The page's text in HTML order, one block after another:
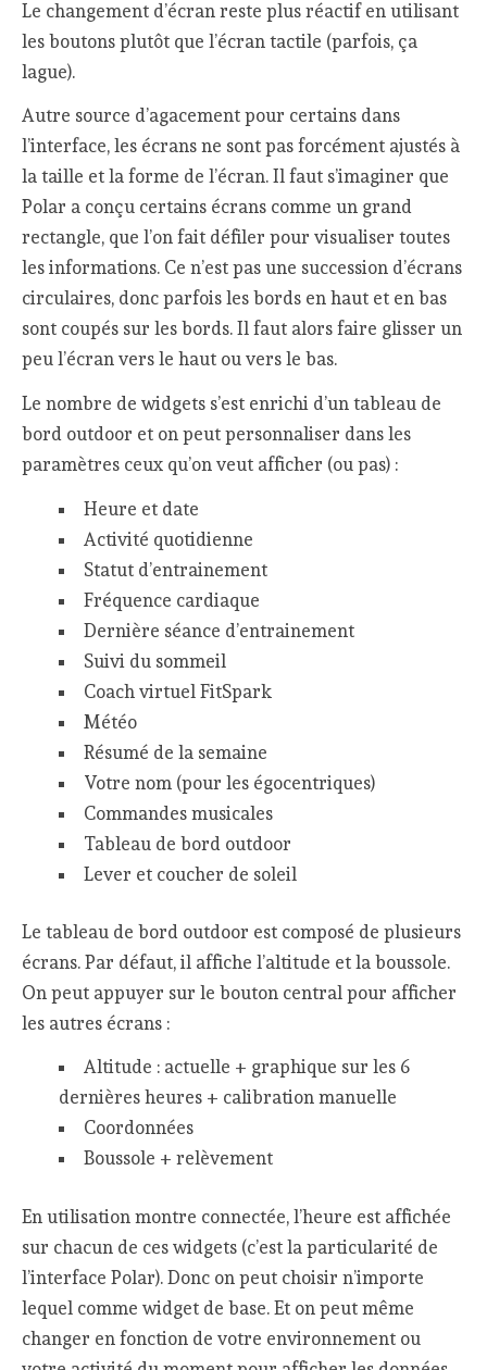
Le changement d’écran reste plus réactif en utilisant
les boutons plutôt que l’écran tactile (parfois, ça
lague).
Autre source d’agacement pour certains dans
l’interface, les écrans ne sont pas forcément ajustés à
la taille et la forme de l’écran. Il faut s’imaginer que
Polar a conçu certains écrans comme un grand
rectangle, que l’on fait défiler pour visualiser toutes
les informations. Ce n’est pas une succession d’écrans
circulaires, donc parfois les bords en haut et en bas
sont coupés sur les bords. Il faut alors faire glisser un
peu l’écran vers le haut ou vers le bas.
Le nombre de widgets s’est enrichi d’un tableau de
bord outdoor et on peut personnaliser dans les
paramètres ceux qu’on veut afficher (ou pas) :
Heure et date
Activité quotidienne
Statut d’entrainement
Fréquence cardiaque
Dernière séance d’entrainement
Suivi du sommeil
Coach virtuel FitSpark
Météo
Résumé de la semaine
Votre nom (pour les égocentriques)
Commandes musicales
Tableau de bord outdoor
Lever et coucher de soleil
Le tableau de bord outdoor est composé de plusieurs
écrans. Par défaut, il affiche l’altitude et la boussole.
On peut appuyer sur le bouton central pour afficher
les autres écrans :
Altitude : actuelle + graphique sur les 6
dernières heures + calibration manuelle
Coordonnées
Boussole + relèvement
En utilisation montre connectée, l’heure est affichée
sur chacun de ces widgets (c’est la particularité de
l’interface Polar). Donc on peut choisir n’importe
lequel comme widget de base. Et on peut même
changer en fonction de votre environnement ou